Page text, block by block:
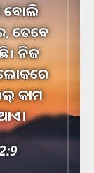
ବୋଲି
ତେବେ
ନିଜ
କାମ